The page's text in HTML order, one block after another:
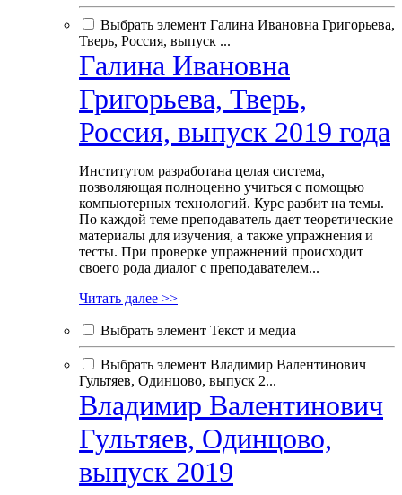
Выбрать элемент Галина Ивановна Григорьева,
Тверь, Россия, выпуск ...
Галина Ивановна
Григорьева, Тверь,
Россия, выпуск 2019 года
Институтом разработана целая система,
позволяющая полноценно учиться с помощью
компьютерных технологий. Курс разбит на темы.
По каждой теме преподаватель дает теоретические
материалы для изучения, а также упражнения и
тесты. При проверке упражнений происходит
своего рода диалог с преподавателем...
Читать далее >>
Выбрать элемент Текст и медиа
Выбрать элемент Владимир Валентинович
Гультяев, Одинцово, выпуск 2...
Владимир Валентинович
Гультяев, Одинцово,
выпуск 2019